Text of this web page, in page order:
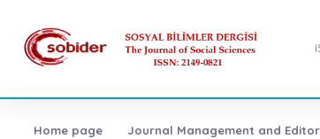
Home page Journal Management and